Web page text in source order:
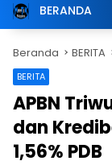
BERANDA
Beranda BERITA
BERITA
APBN
dan
1,56% PDB